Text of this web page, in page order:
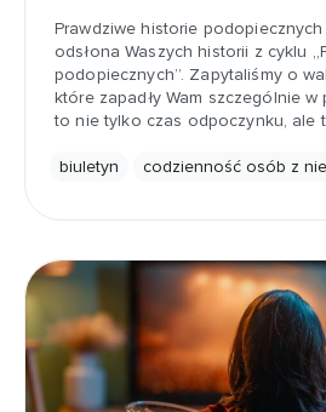
Prawdziwe historie
odsłona Waszych historii z cyklu
podopiecznych”. Zapytaliśmy o
które zapadły Wam szczególnie w
to nie tylko czas odpoczynku, ale
biuletyn codzienność osób z